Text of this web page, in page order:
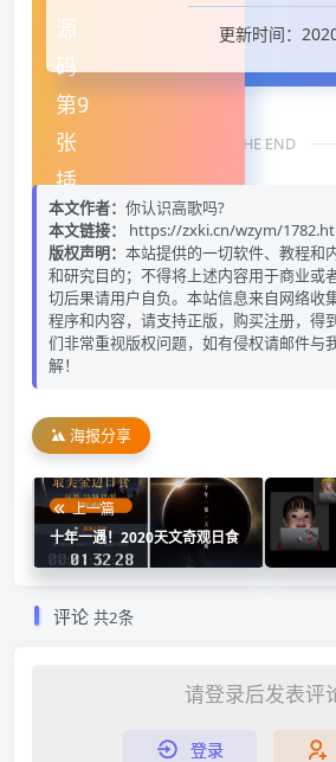
更新时间：
THE END
本文作者： 你认识高歌吗?
本文链接：
https://zxki.cn/wzym/
版权声明： 本站提供的一切软件、教程和
和研究目的；不得将上述内容用于商业或
切后果请用户自负。本站信息来自网络收
程序和内容，请支持正版，购买注册，得
们非常重视版权问题，如有侵权请邮件与
解！
海报分享
上一篇
十年一遇！2020天文奇观日食
评论 共2条
请登录后发表评
登录